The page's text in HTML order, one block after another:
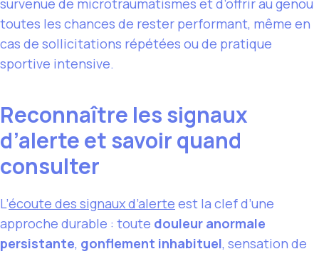
survenue de microtraumatismes et d’offrir au genou
toutes les chances de rester performant, même en
cas de sollicitations répétées ou de pratique
sportive intensive.
Reconnaître les signaux
d’alerte et savoir quand
consulter
L’écoute des signaux d’alerte est la clef d’une
approche durable : toute douleur anormale
persistante, gonflement inhabituel, sensation de